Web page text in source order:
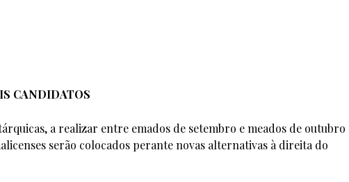
CANDIDATOS
a realizar entre emados de setembro e meados de outubro
serão colocados perante novas alternativas à direita do